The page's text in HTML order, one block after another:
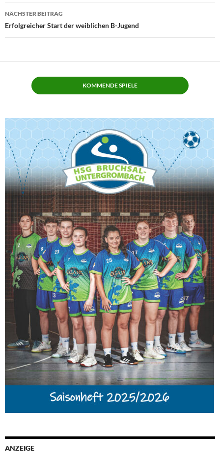
NÄCHSTER BEITRAG
Erfolgreicher Start der weiblichen B-Jugend
KOMMENDE SPIELE
ANZEIGE